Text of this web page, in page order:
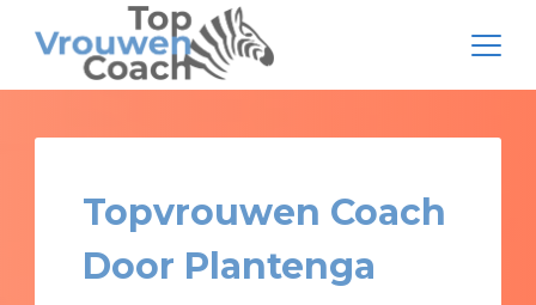
Topvrouwen Coach
Door Plantenga